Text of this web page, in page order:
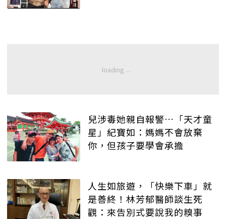
兒涉毒她親自報警…「天才童
星」紀寶如：媽媽不會放棄
你，但孩子要學會承擔
人生如旅遊，「快樂下車」就
是善終！林芳郁醫師談生死
觀：來告別式要說我的糗事